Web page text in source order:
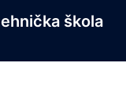
škola